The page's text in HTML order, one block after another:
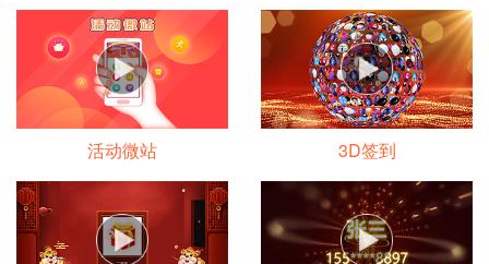
活动微站 3D签到